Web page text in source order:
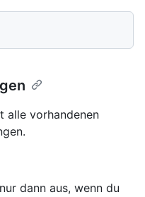
alle vorhandenen
dann aus, wenn du